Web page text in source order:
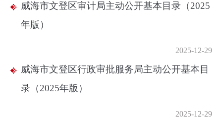
威海市文登区审计局主动公开基本目录（2025
年版）
2025-12-29
威海市文登区行政审批服务局主动公开基本目
录（2025年版）
2025-12-29